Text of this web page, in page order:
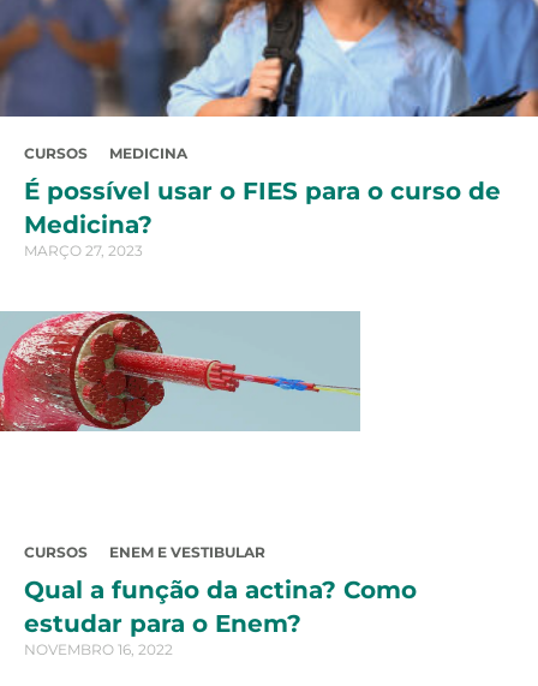
CURSOS MEDICINA
É possível usar o FIES para o curso de
Medicina?
MARÇO 27, 2023
CURSOS ENEM E VESTIBULAR
Qual a função da actina? Como
estudar para o Enem?
NOVEMBRO 16, 2022